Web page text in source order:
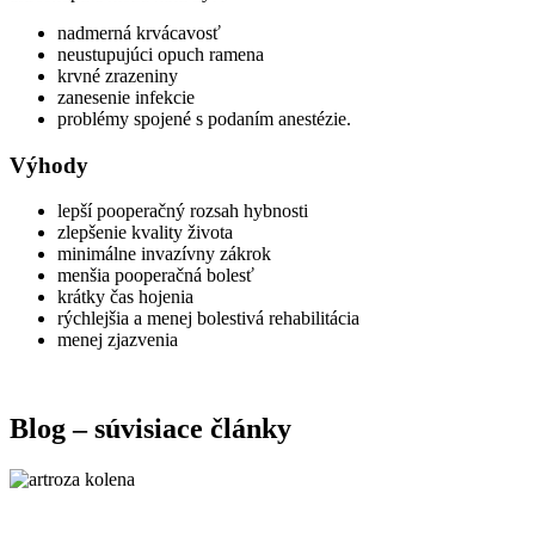
nadmerná krvácavosť
neustupujúci opuch ramena
krvné zrazeniny
zanesenie infekcie
problémy spojené s podaním anestézie.
Výhody
lepší pooperačný rozsah hybnosti
zlepšenie kvality života
minimálne invazívny zákrok
menšia pooperačná bolesť
krátky čas hojenia
rýchlejšia a menej bolestivá rehabilitácia
menej zjazvenia
Blog – súvisiace články